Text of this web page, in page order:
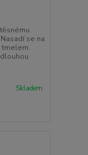
se na
tmelem.
Skladem